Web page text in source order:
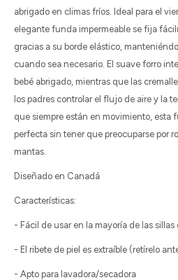
abrigado en climas fríos. Ideal para el
elegante funda impermeable se fija
gracias a su borde elástico,
cuando sea necesario. El suave forro
bebé abrigado, mientras que las
los padres controlar el flujo de aire y la
que siempre están en movimiento, esta
perfecta sin tener que preocuparse por
mantas.
Diseñado en Canadá
Características:
- Fácil de usar en la mayoría de las sillas
- El ribete de piel es extraíble (retírelo
- Apto para lavadora/secadora